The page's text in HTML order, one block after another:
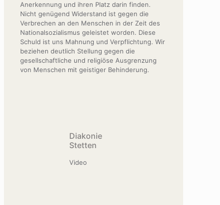
Anerkennung und ihren Platz darin finden.
Nicht genügend Widerstand ist gegen die
Verbrechen an den Menschen in der Zeit des
Nationalsozialismus geleistet worden. Diese
Schuld ist uns Mahnung und Verpflichtung. Wir
beziehen deutlich Stellung gegen die
gesellschaftliche und religiöse Ausgrenzung
von Menschen mit geistiger Behinderung.
Diakonie
Stetten
Video